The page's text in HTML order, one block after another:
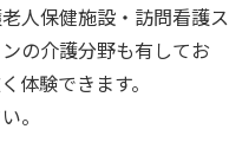
人保健施設・訪問看護ス
の介護分野も有してお
体験できます。
。